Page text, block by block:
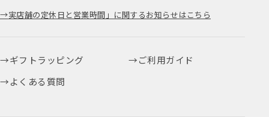
実店舗の定休日と営業時間」に関するお知らせはこちら
ギフトラッピング
ご利用ガイド
よくある質問